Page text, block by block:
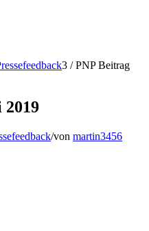
3 / PNP Beitrag
/von martin3456